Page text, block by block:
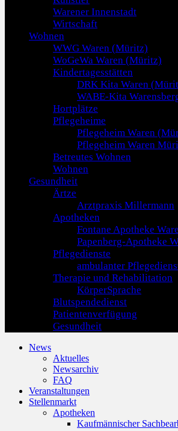
Warener Innenstadt
Wirtschaft
Wohnen
WWG Waren (Müritz)
WoGeWa Waren (Müritz)
Kindertagesstätten
DRK Kita Waren
WABE-Kita
Hortplätze
Pflegeheime
Pflegeheim Waren
Pflegeheim Waren
Betreutes Wohnen
Wohnen
Gesundheit
Ärtze
Arztpraxis Millermann
Apotheken
Fontane Apotheke
Papenberg-Apotheke
Pflegedienste
ambulanter
Therapie und Rehabilitation
KörperSprache
Blutspendedienst
Patientenverfügung
Gesundheit
News
Aktuelles
Newsarchiv
FAQ
Veranstaltungen
Stellenmarkt
Apotheken
Kaufmännischer